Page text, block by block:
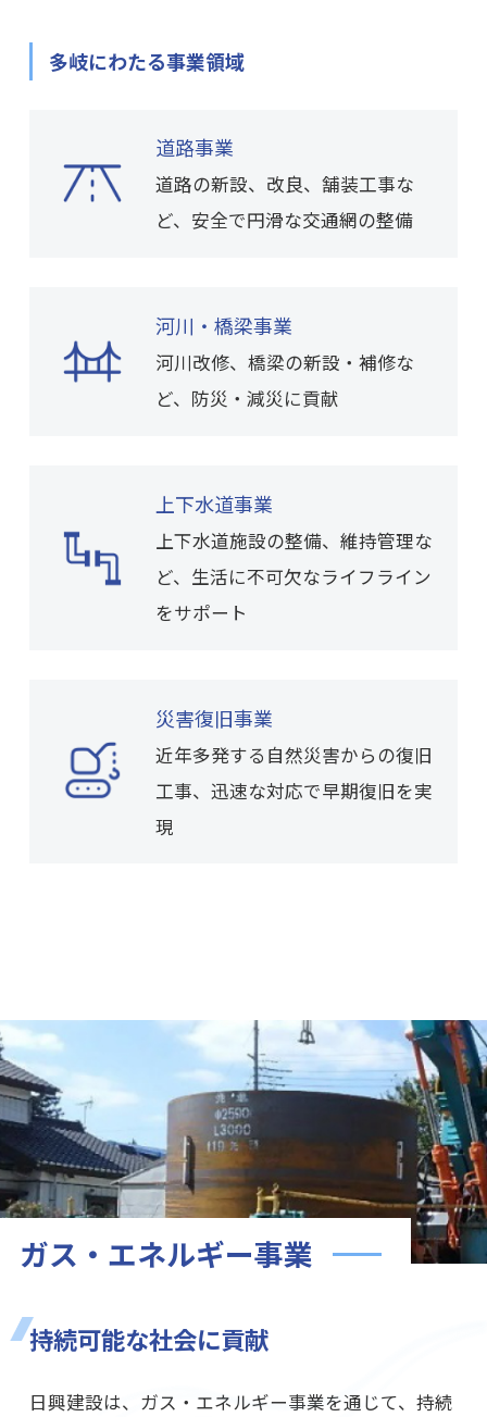
多岐にわたる事業領域
道路事業
道路の新設、改良、舗装工事な
ど、安全で円滑な交通網の整備
河川・橋梁事業
河川改修、橋梁の新設・補修な
ど、防災・減災に貢献
上下水道事業
上下水道施設の整備、維持管理な
ど、生活に不可欠なライフライン
をサポート
災害復旧事業
近年多発する自然災害からの復旧
工事、迅速な対応で早期復旧を実
現
ガス・エネルギー事業
持続可能な社会に貢献
日興建設は、ガス・エネルギー事業を通じて、持続